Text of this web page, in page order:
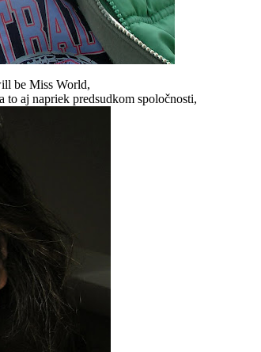
be Miss World,
to aj napriek predsudkom spoločnosti,